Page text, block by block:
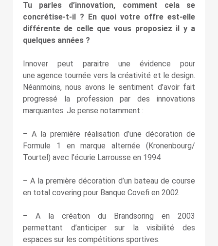
Tu parles d’innovation, comment cela se
concrétise-t-il ? En quoi votre offre est-elle
différente de celle que vous proposiez il y a
quelques années ?
Innover peut paraitre une évidence pour
une agence tournée vers la créativité et le design.
Néanmoins, nous avons le sentiment d’avoir fait
progressé la profession par des innovations
marquantes. Je pense notamment :
– A la première réalisation d’une décoration de
Formule 1 en marque alternée (Kronenbourg/
Tourtel) avec l’écurie Larrousse en 1994
– A la première décoration d’un bateau de course
en total covering pour Banque Covefi en 2002
– A la création du Brandsoring en 2003
permettant d’anticiper sur la visibilité des
espaces sur les compétitions sportives.